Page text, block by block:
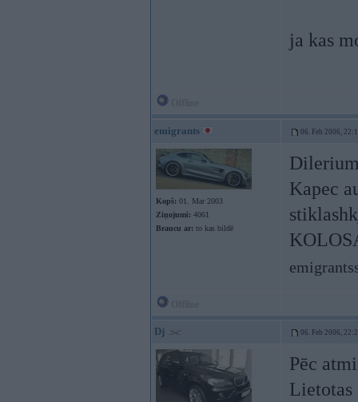
ja kas
emigrants 06. Feb 2006,
Kopš: 01. Mar 2003
Ziņojumi: 4061
Braucu ar: to kas bildē
Kapec
Dj 06. Feb 2006,
Pēc
Lietotas